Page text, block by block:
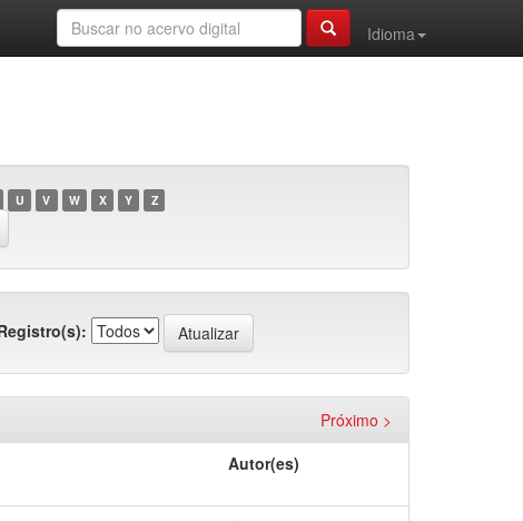
Idioma
U V W X Y Z
Próximo >
Autor(es)